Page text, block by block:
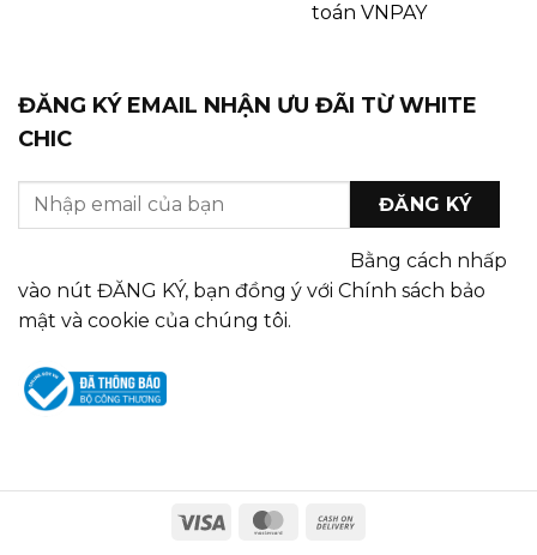
toán VNPAY
ĐĂNG KÝ EMAIL NHẬN ƯU ĐÃI TỪ WHITE
CHIC
Bằng cách nhấp
vào nút ĐĂNG KÝ, bạn đồng ý với Chính sách bảo
mật và cookie của chúng tôi.